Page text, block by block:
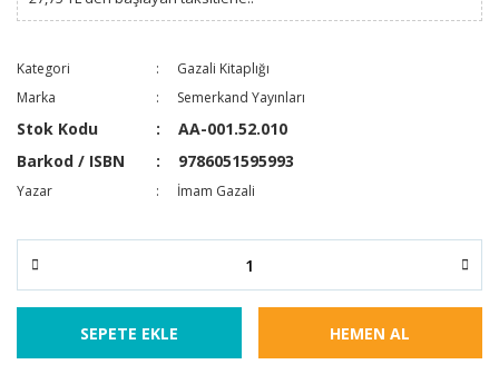
Kategori
Gazali Kitaplığı
Marka
Semerkand Yayınları
Stok Kodu
AA-001.52.010
Barkod / ISBN
9786051595993
Yazar İmam Gazali
SEPETE EKLE HEMEN AL